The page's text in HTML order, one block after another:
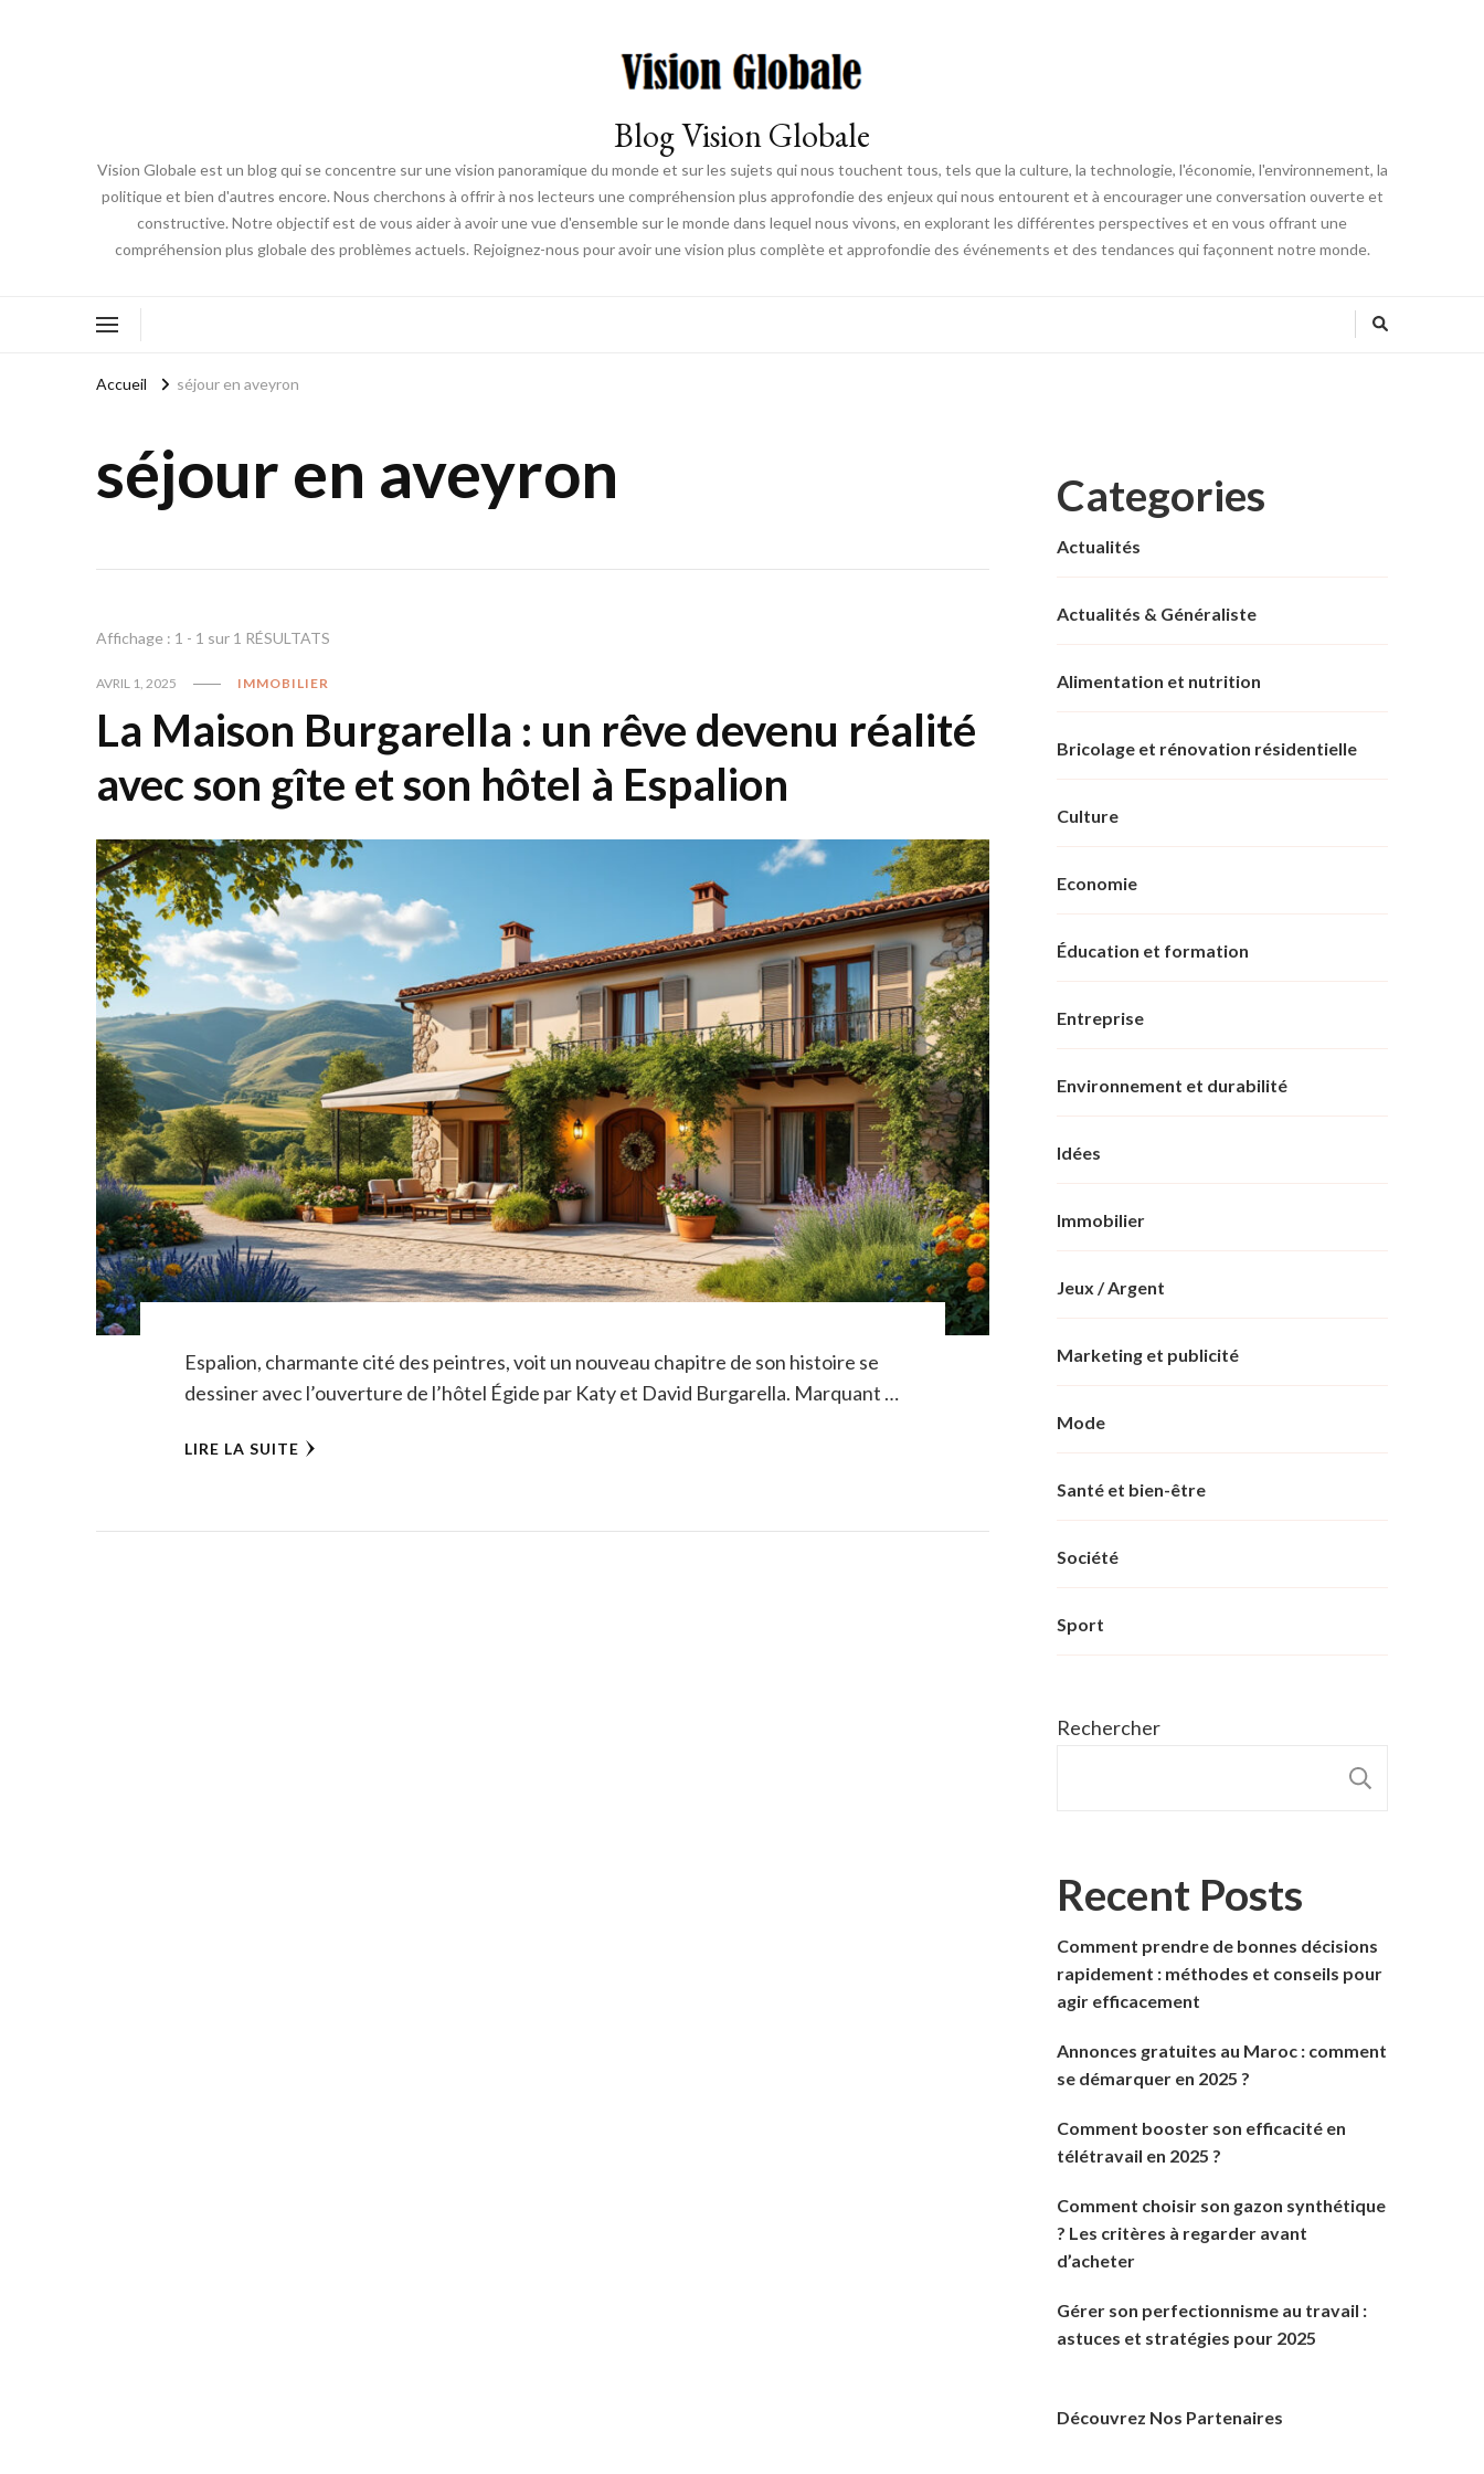
Blog Vision Globale
Vision Globale est un blog qui se concentre sur une vision panoramique du monde et sur les sujets qui nous touchent tous, tels que la culture, la technologie, l'économie, l'environnement, la
politique et bien d'autres encore. Nous cherchons à offrir à nos lecteurs une compréhension plus approfondie des enjeux qui nous entourent et à encourager une conversation ouverte et
constructive. Notre objectif est de vous aider à avoir une vue d'ensemble sur le monde dans lequel nous vivons, en explorant les différentes perspectives et en vous offrant une
compréhension plus globale des problèmes actuels. Rejoignez-nous pour avoir une vision plus complète et approfondie des événements et des tendances qui façonnent notre monde.
Accueil séjour en aveyron
séjour en aveyron
Affichage : 1 - 1 sur 1 RÉSULTATS
AVRIL 1, 2025 IMMOBILIER
La Maison Burgarella : un rêve devenu réalité
avec son gîte et son hôtel à Espalion
Espalion, charmante cité des peintres, voit un nouveau chapitre de son histoire se
dessiner avec l’ouverture de l’hôtel Égide par Katy et David Burgarella. Marquant …
LIRE LA SUITE
Categories
Actualités
Actualités & Généraliste
Alimentation et nutrition
Bricolage et rénovation résidentielle
Culture
Economie
Éducation et formation
Entreprise
Environnement et durabilité
Idées
Immobilier
Jeux / Argent
Marketing et publicité
Mode
Santé et bien-être
Société
Sport
Rechercher
Recent Posts
Comment prendre de bonnes décisions
rapidement : méthodes et conseils pour
agir efficacement
Annonces gratuites au Maroc : comment
se démarquer en 2025 ?
Comment booster son efficacité en
télétravail en 2025 ?
Comment choisir son gazon synthétique
? Les critères à regarder avant
d’acheter
Gérer son perfectionnisme au travail :
astuces et stratégies pour 2025
Découvrez Nos Partenaires